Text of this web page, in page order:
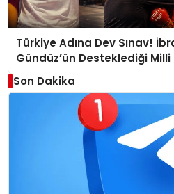
Türkiye Adına Dev Sınav!
Gündüz’ün Desteklediği
Arenasında
Son Dakika